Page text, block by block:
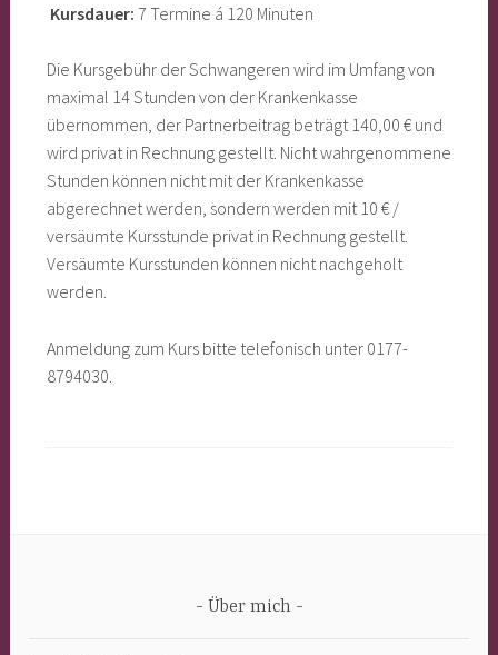
Kursdauer: 7 Termine á 120 Minuten
Die Kursgebühr der Schwangeren wird im Umfang von
maximal 14 Stunden von der Krankenkasse
übernommen, der Partnerbeitrag beträgt 140,00 € und
wird privat in Rechnung gestellt. Nicht wahrgenommene
Stunden können nicht mit der Krankenkasse
abgerechnet werden, sondern werden mit 10 € /
versäumte Kursstunde privat in Rechnung gestellt.
Versäumte Kursstunden können nicht nachgeholt
werden.
Anmeldung zum Kurs bitte telefonisch unter 0177-
8794030.
Über mich